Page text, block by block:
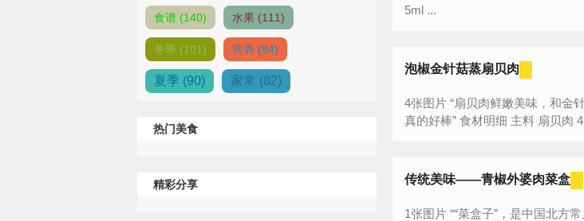
食谱 (140) 水果 (111)
冬季 (101) 营养 (94)
夏季 (90) 家常 (82)
热门美食
精彩分享
5ml ...
泡椒金针菇蒸扇贝肉
4张图片 “扇贝肉鲜嫩美味，和金针菇一起那就是海鲜遇上菌菇之后勘称完美搭配，用了泡椒提味，
传统美味——青椒外婆肉菜盒
1张图片 ““菜盒子”，是中国北方常见的一种小吃。一般以小麦粉做皮，蔬菜和肉类做馅，以“烙”的